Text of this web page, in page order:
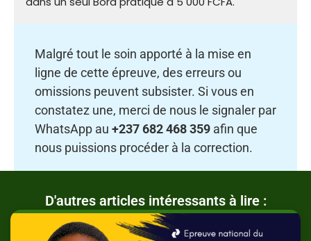
Malgré tout le soin apporté à la mise en
ligne de cette épreuve, des erreurs ou
omissions peuvent subsister. Si vous en
constatez une, merci de nous le signaler par
WhatsApp au +237 682 468 359 afin que
nous puissions procéder à la correction.
D'autres articles intéressants à lire :